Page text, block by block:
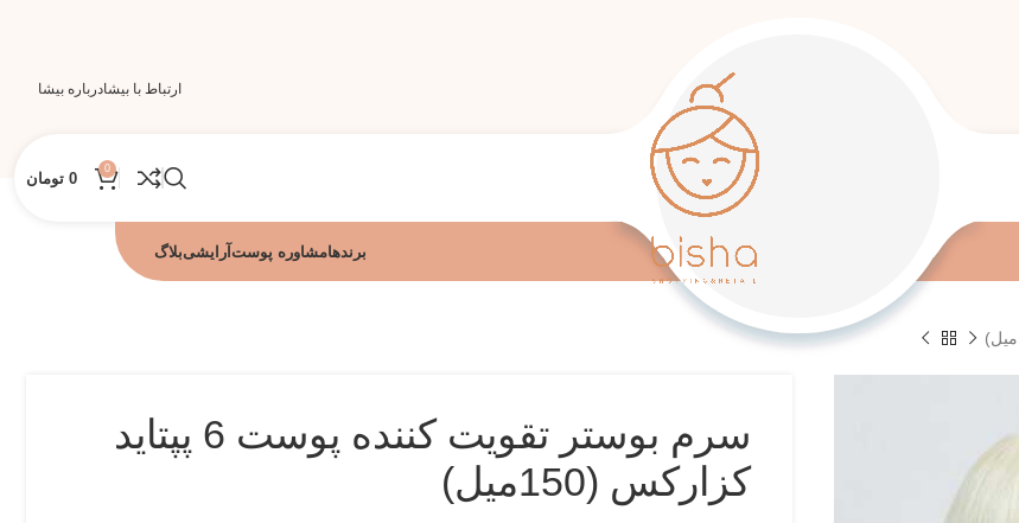
ارتباط با بیشادرباره بیشا
0
0 تومان
برندهامشاوره پوستآرایشیبلاگ
سرم بوستر تقویت کننده پوست 6 پپتاید
کزارکس (150میل)